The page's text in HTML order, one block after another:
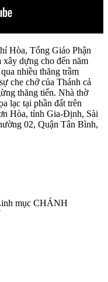
Hòa, Tổng Giáo Phận
xây dựng cho đến năm
nhiều thăng trầm
che chở của Thánh cả
thăng tiến. Nhà thờ
lạc tại phần đất trên
Hòa, tỉnh Gia-Định, Sài
02, Quận Tân Bình,